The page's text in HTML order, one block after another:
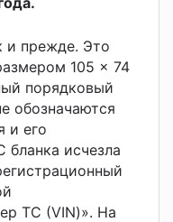
и прежде. Это
105 × 74
порядковый
обозначаются
и его
исчезла
ТС (VIN)». На